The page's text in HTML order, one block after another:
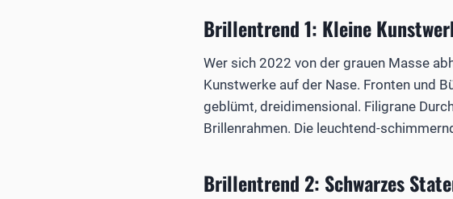
Brillentrend 1: Kleine
Wer sich 2022 von der grauen Masse
Kunstwerke auf der Nase. Fronten und
geblümt, dreidimensional. Filigrane
Brillenrahmen. Die leuchtend-
Brillentrend 2: Schwarzes